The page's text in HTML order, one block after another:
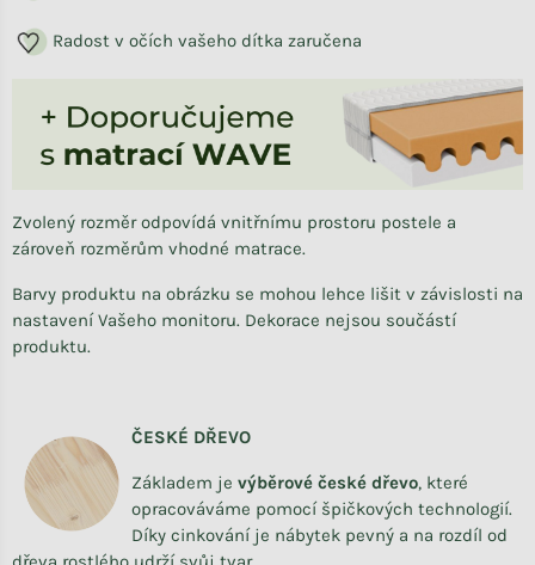
Radost v očích vašeho dítka zaručena
Zvolený rozměr odpovídá vnitřnímu prostoru postele a
zároveň rozměrům vhodné matrace.
Barvy produktu na obrázku se mohou lehce lišit v závislosti na
nastavení Vašeho monitoru. Dekorace nejsou součástí
produktu.
ČESKÉ DŘEVO
Základem je výběrové české dřevo, které
opracováváme pomocí špičkových technologií.
Díky cinkování je nábytek pevný a na rozdíl od